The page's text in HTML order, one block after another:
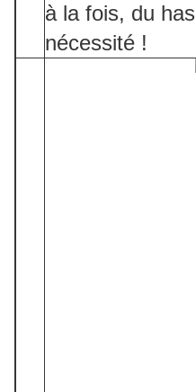
à la fois, du
nécessité !